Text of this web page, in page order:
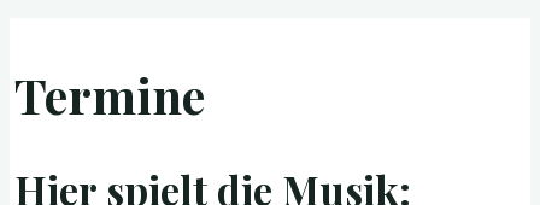
Termine
Hier spielt die Musik: